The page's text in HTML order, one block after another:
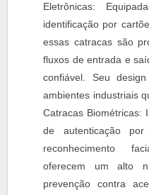
Eletrônicas:
identificação por
essas catracas são
fluxos de entrada e
confiável. Seu
ambientes industriais
Catracas Biométricas:
de autenticação
reconhecimento
oferecem um alto
prevenção contra